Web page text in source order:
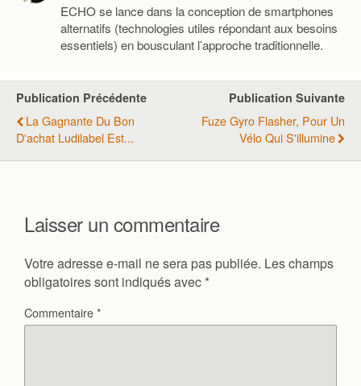
ECHO se lance dans la conception de smartphones
alternatifs (technologies utiles répondant aux besoins
essentiels) en bousculant l’approche traditionnelle.
Publication Précédente
La Gagnante Du Bon
D'achat Ludilabel Est...
Publication Suivante
Fuze Gyro Flasher, Pour Un
Vélo Qui S'illumine
Laisser un commentaire
Votre adresse e-mail ne sera pas publiée. Les champs
obligatoires sont indiqués avec *
Commentaire*